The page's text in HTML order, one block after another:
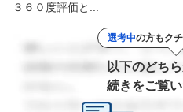
３６０度評価と...
選考中の方もク
以下のどち
続きをご覧